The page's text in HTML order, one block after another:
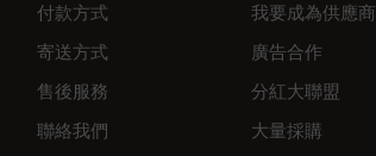
付款方式
寄送方式
售後服務
聯絡我們
我要成為供應商
廣告合作
分紅大聯盟
大量採購